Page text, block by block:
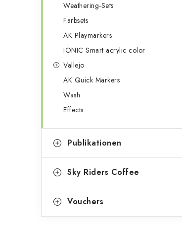
Weathering-Sets
Farbsets
AK Playmarkers
IONIC Smart acrylic color
Vallejo
AK Quick Markers
Wash
Effects
Publikationen
Sky Riders Coffee
Vouchers